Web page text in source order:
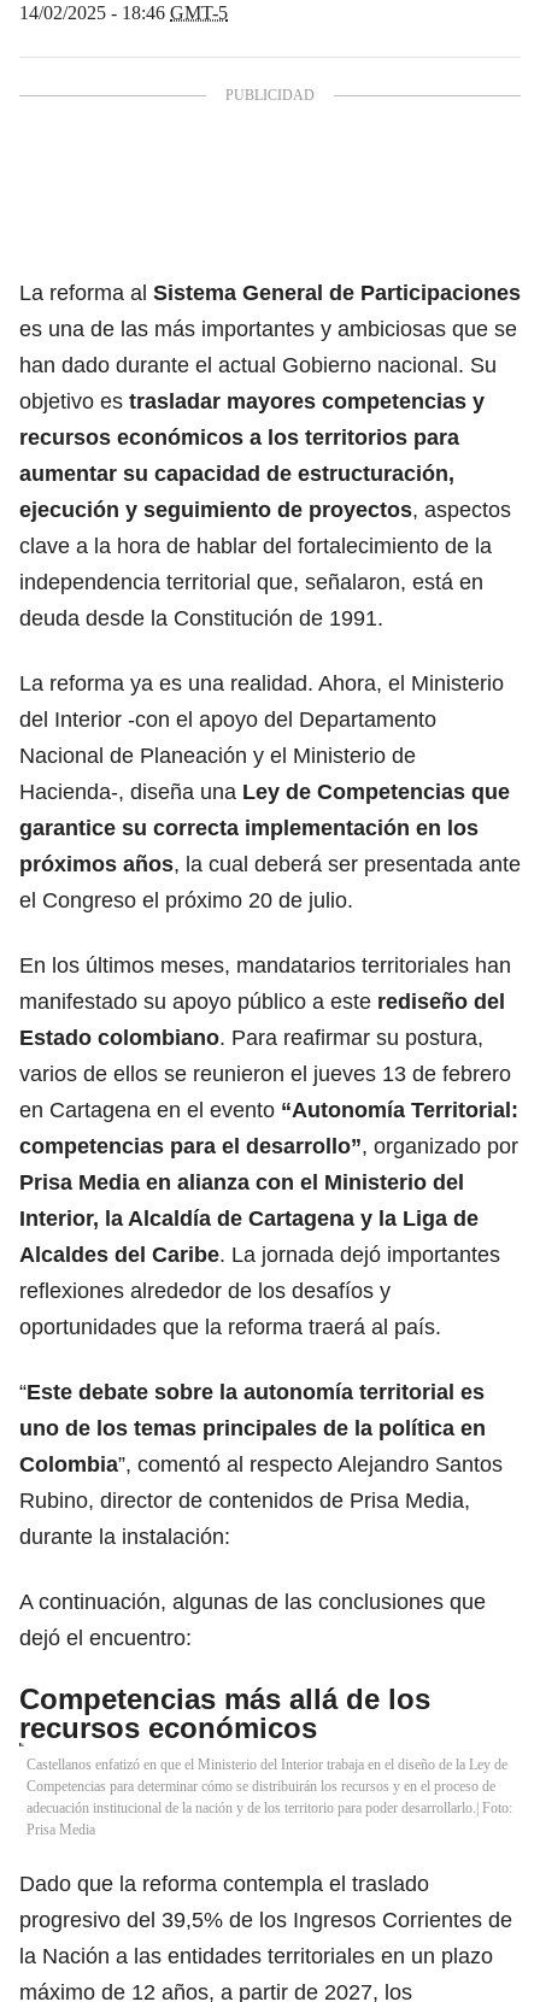
14/02/2025 - 18:46 GMT-5
La reforma al Sistema General de Participaciones
es una de las más importantes y ambiciosas que se
han dado durante el actual Gobierno nacional. Su
objetivo es trasladar mayores competencias y
recursos económicos a los territorios para
aumentar su capacidad de estructuración,
ejecución y seguimiento de proyectos, aspectos
clave a la hora de hablar del fortalecimiento de la
independencia territorial que, señalaron, está en
deuda desde la Constitución de 1991.
La reforma ya es una realidad. Ahora, el Ministerio
del Interior -con el apoyo del Departamento
Nacional de Planeación y el Ministerio de
Hacienda-, diseña una Ley de Competencias que
garantice su correcta implementación en los
próximos años, la cual deberá ser presentada ante
el Congreso el próximo 20 de julio.
En los últimos meses, mandatarios territoriales han
manifestado su apoyo público a este rediseño del
Estado colombiano. Para reafirmar su postura,
varios de ellos se reunieron el jueves 13 de febrero
en Cartagena en el evento “Autonomía Territorial:
competencias para el desarrollo”, organizado por
Prisa Media en alianza con el Ministerio del
Interior, la Alcaldía de Cartagena y la Liga de
Alcaldes del Caribe. La jornada dejó importantes
reflexiones alrededor de los desafíos y
oportunidades que la reforma traerá al país.
“Este debate sobre la autonomía territorial es
uno de los temas principales de la política en
Colombia”, comentó al respecto Alejandro Santos
Rubino, director de contenidos de Prisa Media,
durante la instalación:
A continuación, algunas de las conclusiones que
dejó el encuentro:
Competencias más allá de los
recursos económicos
Castellanos enfatizó en que el Ministerio del Interior trabaja en el diseño de la Ley de
Competencias para determinar cómo se distribuirán los recursos y en el proceso de
adecuación institucional de la nación y de los territorio para poder desarrollarlo.| Foto:
Prisa Media
Dado que la reforma contempla el traslado
progresivo del 39,5% de los Ingresos Corrientes de
la Nación a las entidades territoriales en un plazo
máximo de 12 años, a partir de 2027, los